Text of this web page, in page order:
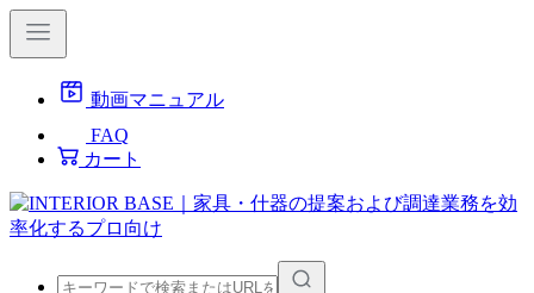
動画マニュアル
FAQ
カート